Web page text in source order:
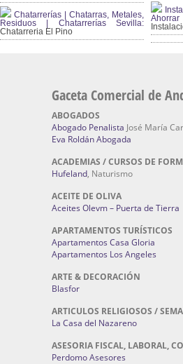
Chatarrerías | Chatarras, Metales,
Residuos | Chatarrerías Sevilla:
Chatarreria El Pino
Gaceta Comercial de
ABOGADOS
Abogado Penalista José María
Eva Roldán Abogada
ACADEMIAS / CURSOS DE
Hufeland, Naturismo
ACEITE DE OLIVA
Aceites Olevm – Puerta de Tierra
APARTAMENTOS TURÍSTICOS
Apartamentos Casa Gloria
Apartamentos Los Angeles
ARTE & DECORACIÓN
Blasfor
ARTICULOS RELIGIOSOS /
La Casa del Nazareno
ASESORIA FISCAL, LABORAL,
Perdomo Asesores